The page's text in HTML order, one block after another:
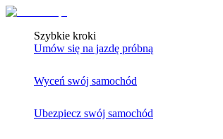
Szybkie kroki
Umów się na jazdę próbną
Wyceń swój samochód
Ubezpiecz swój samochód